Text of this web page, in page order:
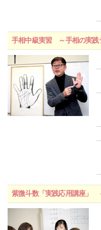
手相中級実習 ～手相の実践
紫微斗数「実践応用講座」